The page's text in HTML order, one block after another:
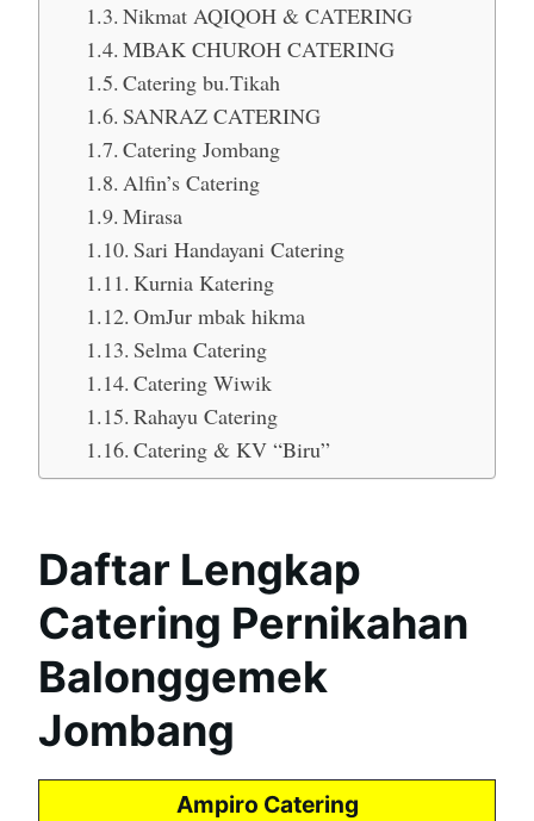
Nikmat AQIQOH & CATERING
MBAK CHUROH CATERING
Catering bu.Tikah
SANRAZ CATERING
Catering Jombang
Alfin’s Catering
Mirasa
Sari Handayani Catering
Kurnia Katering
OmJur mbak hikma
Selma Catering
Catering Wiwik
Rahayu Catering
Catering & KV “Biru”
Daftar Lengkap
Catering Pernikahan
Balonggemek
Jombang
Ampiro Catering